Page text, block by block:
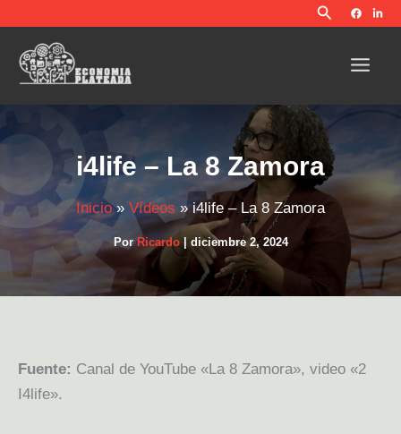
contenido
Buscar
i4life – La 8 Zamora
Inicio Vídeos i4life – La 8 Zamora
PorRicardo |diciembre 2, 2024
Fuente: Canal de YouTube «La 8 Zamora», video «2
I4life».